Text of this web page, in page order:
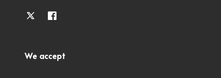
We accept